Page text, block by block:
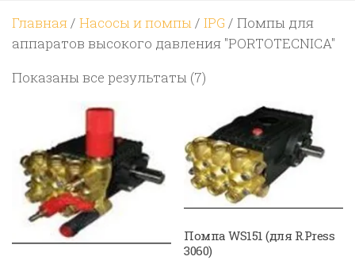
Главная/ Насосы и помпы/ IPG / Помпы для
аппаратов высокого давления "PORTOTECNICA"
Показаны все результаты (7)
возрастанию
Помпа WS151 (для R.Press
3060)